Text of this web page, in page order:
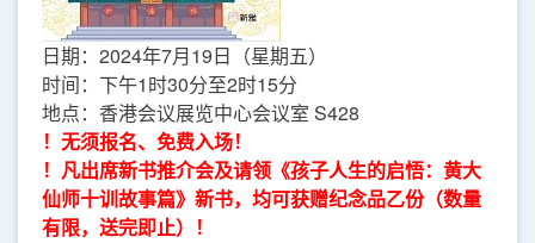
日期：2024年7月19日（星期五）
时间：下午1时30分至2时15分
地点：香港会议展览中心会议室 S428
！无须报名、免费入场！
！ 凡出席新书推介会及请领《孩子人生的启悟：黄大
仙师十训故事篇》新书，均可获赠纪念品乙份（数量
有限，送完即止）！